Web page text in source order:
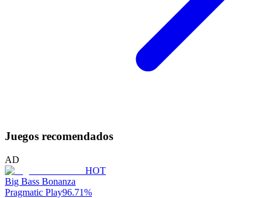
Juegos recomendados
AD
HOT
Big Bass Bonanza
Pragmatic Play96.71%